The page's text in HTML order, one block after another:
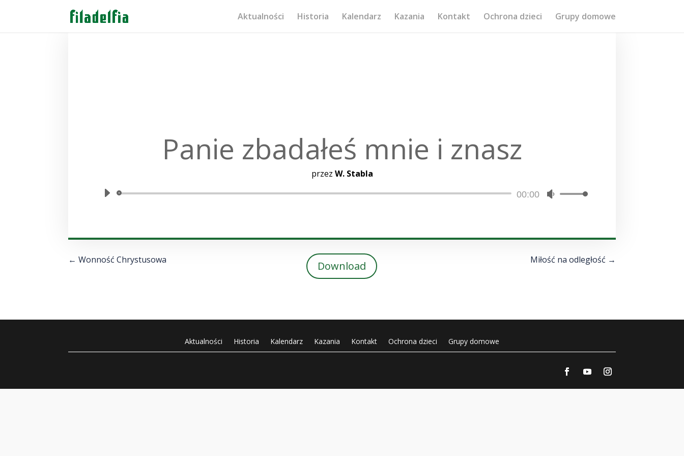
Aktualności Historia Kalendarz Kazania Kontakt Ochrona dzieci Grupy domowe
Panie zbadałeś mnie i znasz
przez W. Stabla
Odtwarzacz
00:00
Używaj
zwiększyć
←Wonność Chrystusowa Download Miłość na odległość →
Aktualności Historia Kalendarz Kazania Kontakt Ochrona dzieci Grupy domowe